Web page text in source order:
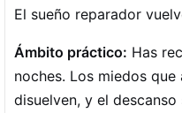
El sueño reparador
Ámbito práctico: Has
noches. Los miedos
disuelven, y el